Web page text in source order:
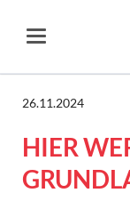
26.11.2024
HIER